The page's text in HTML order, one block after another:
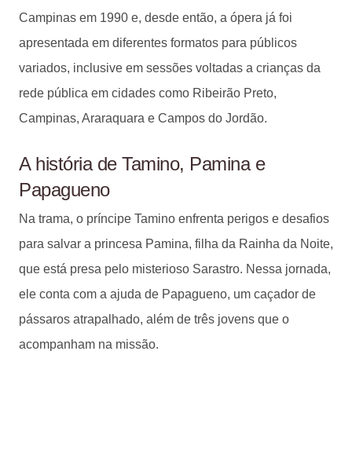
Campinas em 1990 e, desde então, a ópera já foi
apresentada em diferentes formatos para públicos
variados, inclusive em sessões voltadas a crianças da
rede pública em cidades como Ribeirão Preto,
Campinas, Araraquara e Campos do Jordão.
A história de Tamino, Pamina e
Papagueno
Na trama, o príncipe Tamino enfrenta perigos e desafios
para salvar a princesa Pamina, filha da Rainha da Noite,
que está presa pelo misterioso Sarastro. Nessa jornada,
ele conta com a ajuda de Papagueno, um caçador de
pássaros atrapalhado, além de três jovens que o
acompanham na missão.